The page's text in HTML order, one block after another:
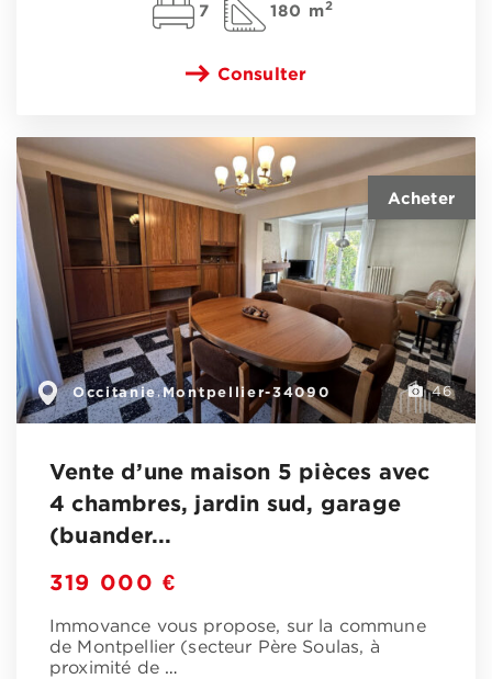
7 180 m2
Consulter
46
Occitanie,Montpellier-34090
Vente d’une maison 5 pièces avec
4 chambres, jardin sud, garage
(buander...
319 000 €
Immovance vous propose, sur la commune
de Montpellier (secteur Père Soulas, à
proximité de …